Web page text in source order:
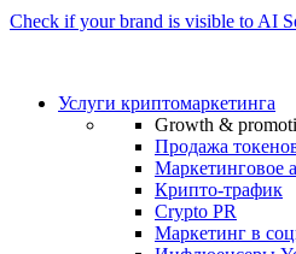
Check if your brand is visible to AI
Услуги криптомаркетинга
Growth &
Продажа
Маркетинговое
Крипто-трафик
Crypto PR
Маркетинг в